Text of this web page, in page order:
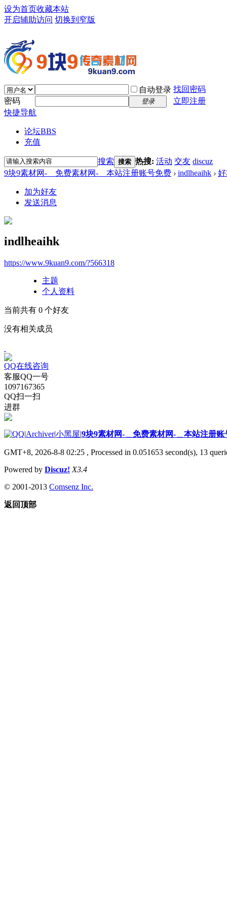
设为首页收藏本站
开启辅助访问 切换到窄版
自动登录 找回密码
密码
登录
立即注册
快捷导航
论坛BBS
充值
搜索 搜索 热搜: 活动 交友 discuz
9块9素材网-＿免费素材网-＿本站注册账号免费 › indlheaihk ›
加为好友
发送消息
indlheaihk
https://www.9kuan9.com/?566318
主题
个人资料
当前共有 0 个好友
没有相关成员
QQ在线咨询
客服QQ一号
1097167365
QQ扫一扫
进群
|Archiver|小黑屋|9块9素材网-＿免费素材网-＿本站注册账
GMT+8, 2026-8-8 02:25 , Processed in 0.051653 second(s), 13
Powered by Discuz! X3.4
© 2001-2013 Comsenz Inc.
返回顶部